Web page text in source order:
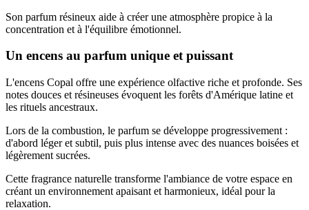
Son parfum résineux aide à créer une atmosphère propice à la
concentration et à l'équilibre émotionnel.
Un encens au parfum unique et puissant
L'encens Copal offre une expérience olfactive riche et profonde. Ses
notes douces et résineuses évoquent les forêts d'Amérique latine et
les rituels ancestraux.
Lors de la combustion, le parfum se développe progressivement :
d'abord léger et subtil, puis plus intense avec des nuances boisées et
légèrement sucrées.
Cette fragrance naturelle transforme l'ambiance de votre espace en
créant un environnement apaisant et harmonieux, idéal pour la
relaxation.